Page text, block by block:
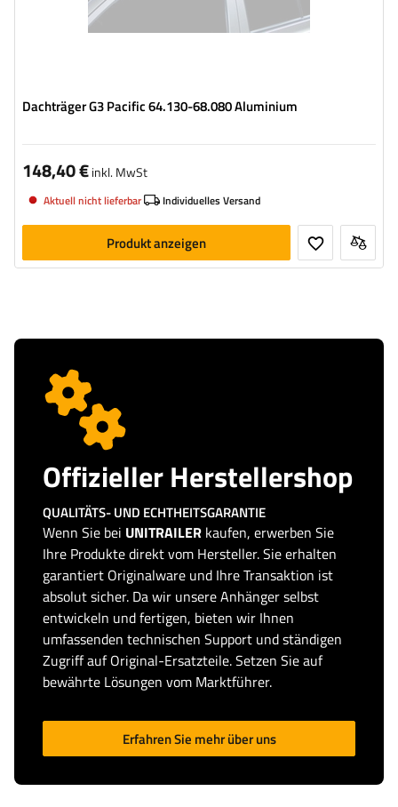
Dachträger G3 Pacific 64.130-68.080 Aluminium
148,40 €inkl. MwSt
Aktuell nicht lieferbar Individuelles Versand
Produkt anzeigen
Offizieller Herstellershop
QUALITÄTS- UND ECHTHEITSGARANTIE
Wenn Sie bei UNITRAILER kaufen, erwerben Sie
Ihre Produkte direkt vom Hersteller. Sie erhalten
garantiert Originalware und Ihre Transaktion ist
absolut sicher. Da wir unsere Anhänger selbst
entwickeln und fertigen, bieten wir Ihnen
umfassenden technischen Support und ständigen
Zugriff auf Original-Ersatzteile. Setzen Sie auf
bewährte Lösungen vom Marktführer.
Erfahren Sie mehr über uns